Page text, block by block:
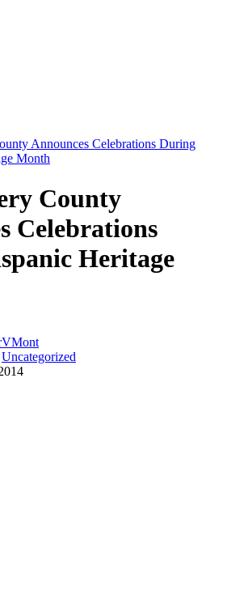
Announces Celebrations During
Month
County
Celebrations
Heritage
Uncategorized